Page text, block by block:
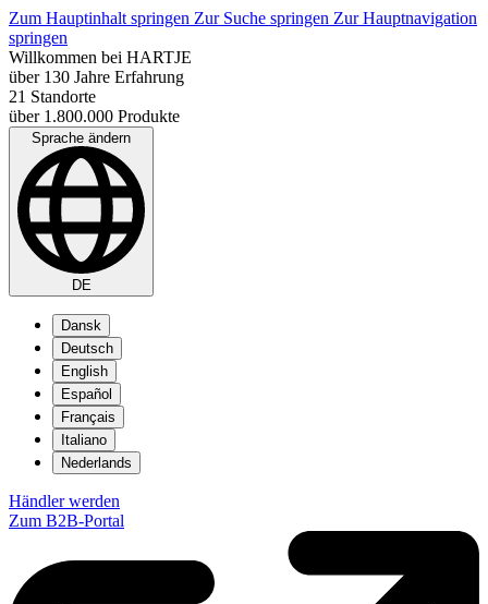
Zum Hauptinhalt springen Zur Suche springen Zur Hauptnavigation
springen
Willkommen bei HARTJE
über 130 Jahre Erfahrung
21 Standorte
über 1.800.000 Produkte
Sprache ändern
DE
Dansk
Deutsch
English
Español
Français
Italiano
Nederlands
Händler werden
Zum B2B-Portal